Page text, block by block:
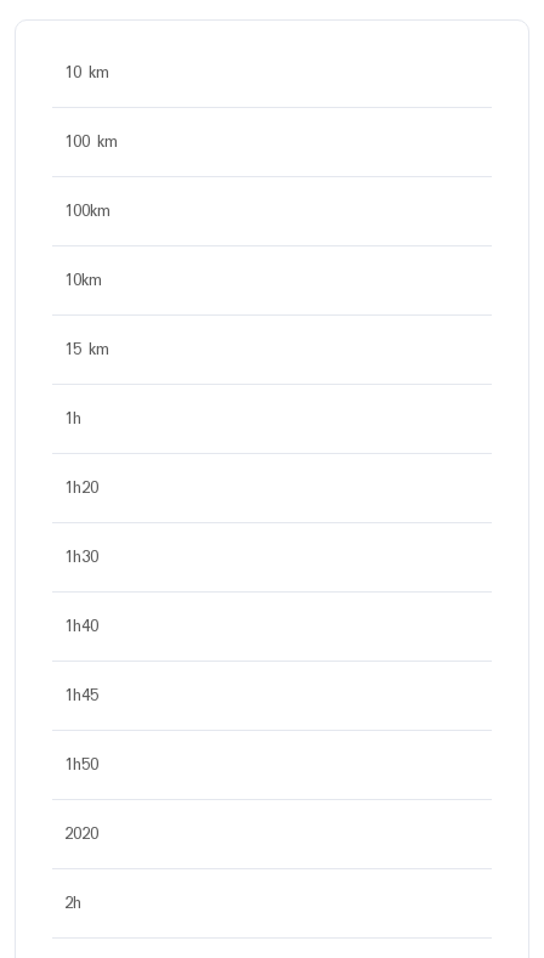
10 km
100 km
100km
10km
15 km
1h
1h20
1h30
1h40
1h45
1h50
2020
2h